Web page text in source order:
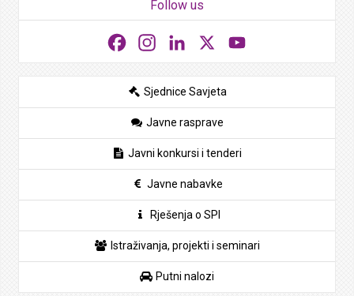
Follow us
FacebookInstagramLinkedIn
Sjednice Savjeta
Javne rasprave
Javni konkursi i tenderi
Javne nabavke
Rješenja o SPI
Istraživanja, projekti i seminari
Putni nalozi